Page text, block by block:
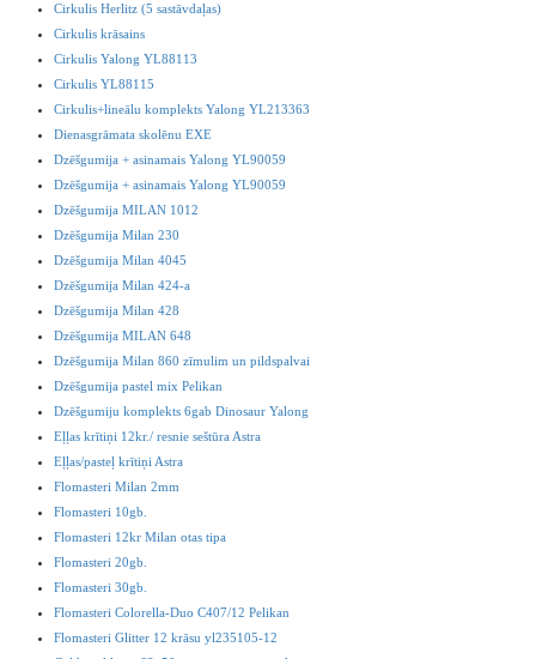
Cirkulis Herlitz (5 sastāvdaļas)
Cirkulis krāsains
Cirkulis Yalong YL88113
Cirkulis YL88115
Cirkulis+lineālu komplekts Yalong YL213363
Dienasgrāmata skolēnu EXE
Dzēšgumija + asinamais Yalong YL90059
Dzēšgumija + asinamais Yalong YL90059
Dzēšgumija MILAN 1012
Dzēšgumija Milan 230
Dzēšgumija Milan 4045
Dzēšgumija Milan 424-a
Dzēšgumija Milan 428
Dzēšgumija MILAN 648
Dzēšgumija Milan 860 zīmulim un pildspalvai
Dzēšgumija pastel mix Pelikan
Dzēšgumiju komplekts 6gab Dinosaur Yalong
Eļļas krītiņi 12kr./ resnie seštūra Astra
Eļļas/pasteļ krītiņi Astra
Flomasteri Milan 2mm
Flomasteri 10gb.
Flomasteri 12kr Milan otas tipa
Flomasteri 20gb.
Flomasteri 30gb.
Flomasteri Colorella-Duo C407/12 Pelikan
Flomasteri Glitter 12 krāsu yl235105-12